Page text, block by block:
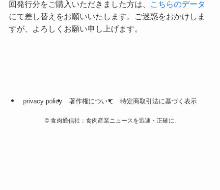
回発行分をご購入いただきました方は、
こちらのデータ
にて差し替えをお願いいたします。ご迷惑をおかけしま
すが、よろしくお願い申し上げます。
privacy policy 著作権について 特定商取引法に基づく表示
©食肉通信社：食肉産業ニュースを迅速・正確に.